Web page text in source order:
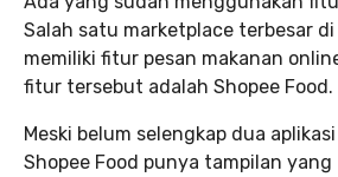
Salah satu marketplace terbesar
memiliki fitur pesan makanan
fitur tersebut adalah Shopee Food.
Meski belum selengkap dua
Shopee Food punya tampilan yang